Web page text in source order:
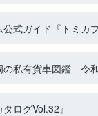
式ガイド『トミカ
の私有貨車図鑑 令
ログVol.32』